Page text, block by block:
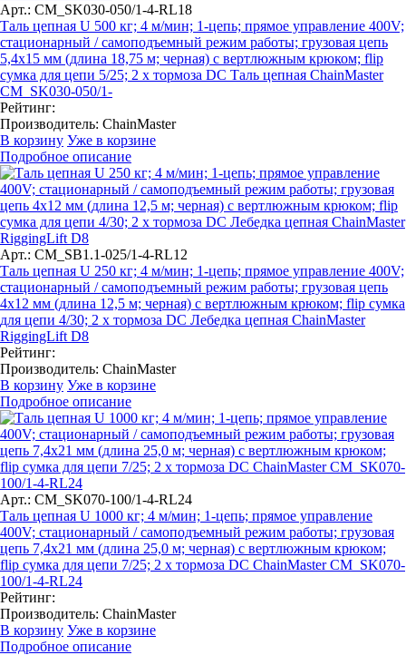
Арт.: CM_SK030-050/1-4-RL18
Таль цепная U 500 кг; 4 м/мин; 1-цепь; прямое управление 400V;
стационарный / самоподъемный режим работы; грузовая цепь
5,4х15 мм (длина 18,75 м; черная) с вертлюжным крюком; flip
сумка для цепи 5/25; 2 x тормоза DC Таль цепная ChainMaster
CM_SK030-050/1-
Рейтинг:
Производитель: ChainMaster
В корзину Уже в корзине
Подробное описание
Арт.: CM_SB1.1-025/1-4-RL12
Таль цепная U 250 кг; 4 м/мин; 1-цепь; прямое управление 400V;
стационарный / самоподъемный режим работы; грузовая цепь
4х12 мм (длина 12,5 м; черная) с вертлюжным крюком; flip сумка
для цепи 4/30; 2 x тормоза DC Лебедка цепная ChainMaster
RiggingLift D8
Рейтинг:
Производитель: ChainMaster
В корзину Уже в корзине
Подробное описание
Арт.: CM_SK070-100/1-4-RL24
Таль цепная U 1000 кг; 4 м/мин; 1-цепь; прямое управление
400V; стационарный / самоподъемный режим работы; грузовая
цепь 7,4х21 мм (длина 25,0 м; черная) с вертлюжным крюком;
flip сумка для цепи 7/25; 2 x тормоза DC ChainMaster CM_SK070-
100/1-4-RL24
Рейтинг:
Производитель: ChainMaster
В корзину Уже в корзине
Подробное описание